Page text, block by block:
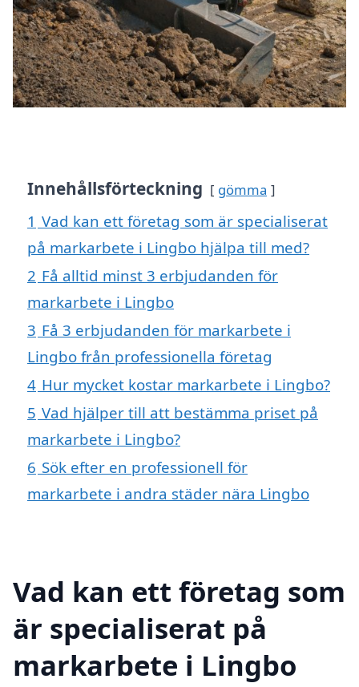
Innehållsförteckning gömma
1 Vad kan ett företag som är specialiserat
på markarbete i Lingbo hjälpa till med?
2 Få alltid minst 3 erbjudanden för
markarbete i Lingbo
3 Få 3 erbjudanden för markarbete i
Lingbo från professionella företag
4 Hur mycket kostar markarbete i Lingbo?
5 Vad hjälper till att bestämma priset på
markarbete i Lingbo?
6 Sök efter en professionell för
markarbete i andra städer nära Lingbo
Vad kan ett företag som
är specialiserat på
markarbete i Lingbo